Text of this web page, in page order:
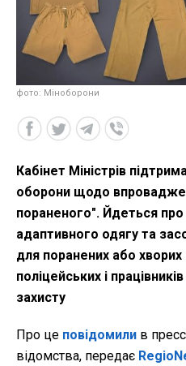
фото: Міноборони
Кабінет Міністрів
оборони щодо
пораненого". Йдеться про
адаптивного одягу та
для поранених або
поліцейських і
захисту
Про це повідомили в
відомства, передає